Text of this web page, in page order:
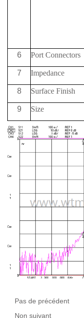
6 Port Connectors
7 Impedance
8 Surface Finish
9 Size
Pas de précédent
Non suivant